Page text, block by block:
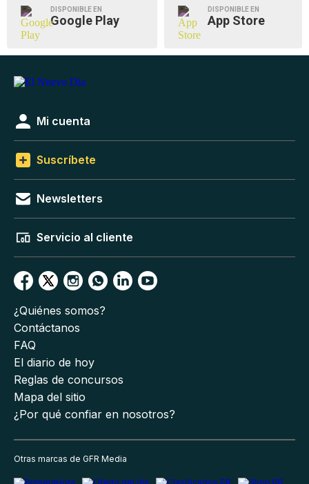
DISPONIBLE EN
Google Play
DISPONIBLE EN
App Store
Mi cuenta
Suscríbete
Newsletters
Servicio al cliente
¿Quiénes somos?
Contáctanos
FAQ
El diario de hoy
Reglas de concursos
Mapa del sitio
¿Por qué confiar en nosotros?
Otras marcas de GFR Media